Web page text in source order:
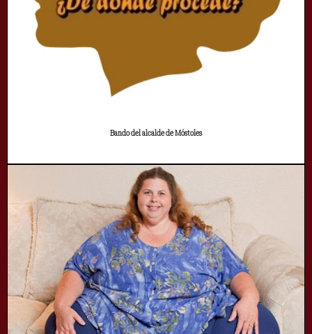
Bando del alcalde de Móstoles